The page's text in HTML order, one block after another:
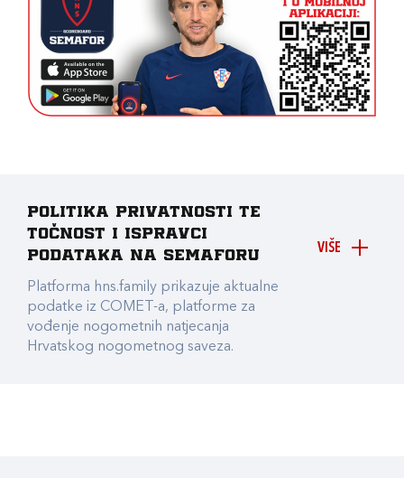
VIŠE
Politika privatnosti te
točnost i ispravci
podataka na Semaforu
Platforma hns.family prikazuje aktualne
podatke iz COMET-a, platforme za
vođenje nogometnih natjecanja
Hrvatskog nogometnog saveza.